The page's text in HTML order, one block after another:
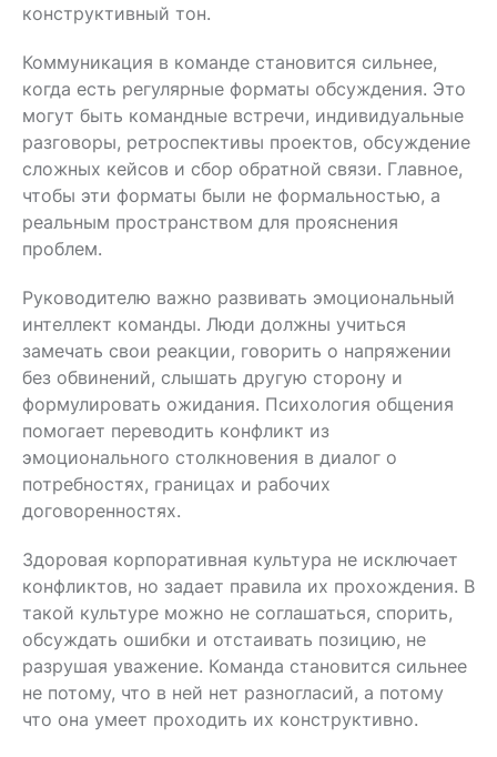
конструктивный тон.
Коммуникация в команде становится сильнее,
когда есть регулярные форматы обсуждения. Это
могут быть командные встречи, индивидуальные
разговоры, ретроспективы проектов, обсуждение
сложных кейсов и сбор обратной связи. Главное,
чтобы эти форматы были не формальностью, а
реальным пространством для прояснения
проблем.
Руководителю важно развивать эмоциональный
интеллект команды. Люди должны учиться
замечать свои реакции, говорить о напряжении
без обвинений, слышать другую сторону и
формулировать ожидания. Психология общения
помогает переводить конфликт из
эмоционального столкновения в диалог о
потребностях, границах и рабочих
договоренностях.
Здоровая корпоративная культура не исключает
конфликтов, но задает правила их прохождения. В
такой культуре можно не соглашаться, спорить,
обсуждать ошибки и отстаивать позицию, не
разрушая уважение. Команда становится сильнее
не потому, что в ней нет разногласий, а потому
что она умеет проходить их конструктивно.